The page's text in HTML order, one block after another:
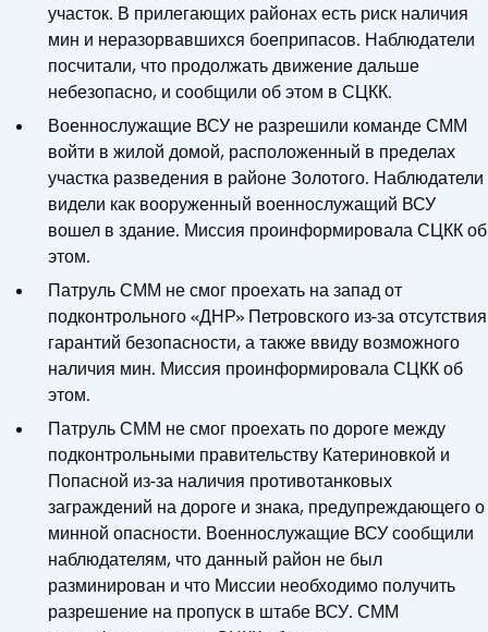
участок. В прилегающих районах есть риск наличия
мин и неразорвавшихся боеприпасов. Наблюдатели
посчитали, что продолжать движение дальше
небезопасно, и сообщили об этом в СЦКК.
Военнослужащие ВСУ не разрешили команде СММ
войти в жилой домой, расположенный в пределах
участка разведения в районе Золотого. Наблюдатели
видели как вооруженный военнослужащий ВСУ
вошел в здание. Миссия проинформировала СЦКК об
этом.
Патруль СММ не смог проехать на запад от
подконтрольного «ДНР» Петровского из-за отсутствия
гарантий безопасности, а также ввиду возможного
наличия мин. Миссия проинформировала СЦКК об
этом.
Патруль СММ не смог проехать по дороге между
подконтрольными правительству Катериновкой и
Попасной из-за наличия противотанковых
заграждений на дороге и знака, предупреждающего о
минной опасности. Военнослужащие ВСУ сообщили
наблюдателям, что данный район не был
разминирован и что Миссии необходимо получить
разрешение на пропуск в штабе ВСУ. СММ